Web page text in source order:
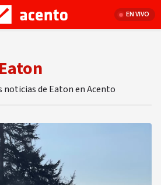
EN VIVO
de Eaton en Acento